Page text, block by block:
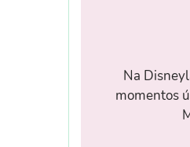
Na
momentos